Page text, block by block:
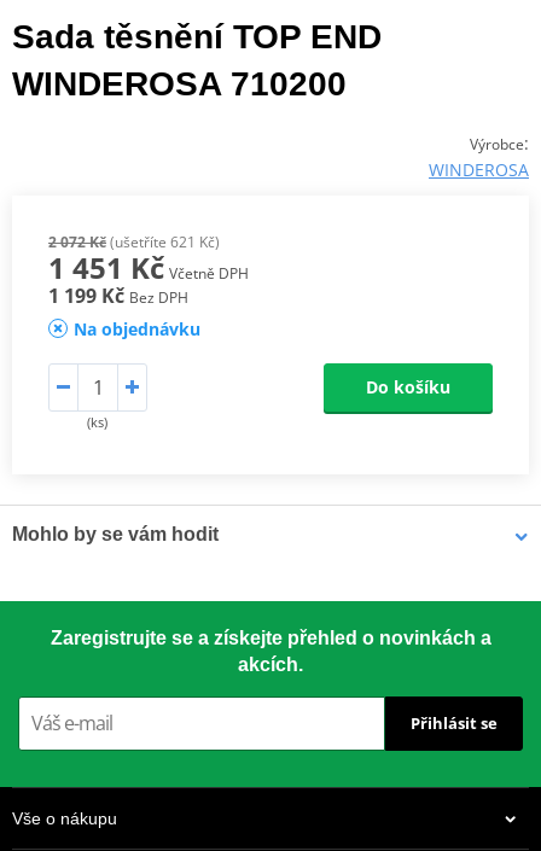
Sada těsnění TOP END
WINDEROSA 710200
Výrobce:
WINDEROSA
2 072 Kč(ušetříte 621 Kč)
1 451 Kč Včetně DPH
1 199 Kč Bez DPH
Na objednávku
(ks)
Do košíku
Mohlo by se vám hodit
Zaregistrujte se a získejte přehled o novinkách a
akcích.
Přihlásit se
Vše o nákupu